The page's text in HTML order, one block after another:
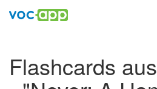
Flashcards